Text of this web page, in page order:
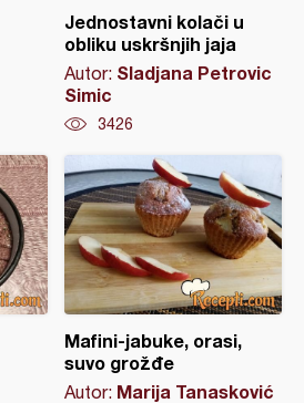
Jednostavni kolači u
obliku uskršnjih jaja
Autor: Sladjana Petrovic
Simic
3426
Mafini-jabuke, orasi,
suvo grožđe
Autor: Marija Tanasković